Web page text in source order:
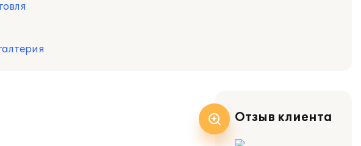
Отзыв клиента